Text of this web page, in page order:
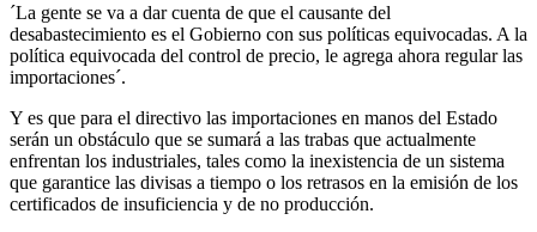
´La gente se va a dar cuenta de que el causante del
desabastecimiento es el Gobierno con sus políticas equivocadas. A la
política equivocada del control de precio, le agrega ahora regular las
importaciones´.
Y es que para el directivo las importaciones en manos del Estado
serán un obstáculo que se sumará a las trabas que actualmente
enfrentan los industriales, tales como la inexistencia de un sistema
que garantice las divisas a tiempo o los retrasos en la emisión de los
certificados de insuficiencia y de no producción.